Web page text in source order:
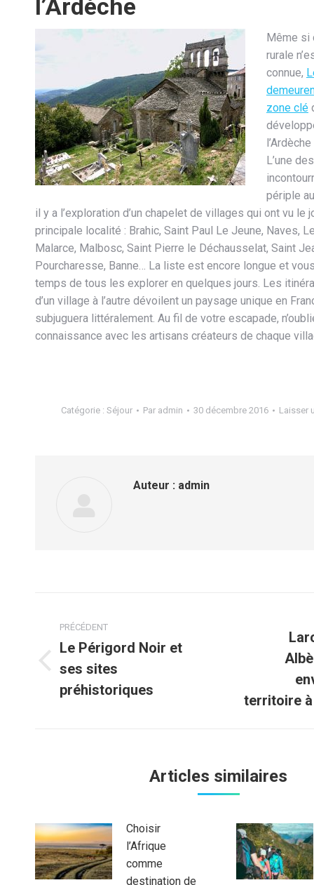
l’Ardèche
Même si
rurale
connue,
zone clé
L’une
périple
il y a l’exploration d’un chapelet de villages qui ont vu le
principale localité : Brahic, Saint Paul Le Jeune, Naves,
Malarce, Malbosc, Saint Pierre le Déchausselat, Saint
Pourcharesse, Banne… La liste est encore longue et
temps de tous les explorer en quelques jours. Les
d’un village à l’autre dévoilent un paysage unique en
subjuguera littéralement. Au fil de votre escapade,
connaissance avec les artisans créateurs de chaque
Catégorie : Séjour Par admin 30 décembre 2016 Laisser
Auteur : admin
article
PRÉCÉDENT
Article
précédent
Le Périgord Noir et
ses sites
préhistoriques
territoire
Articles similaires
Choisir
l’Afrique
comme
destination de